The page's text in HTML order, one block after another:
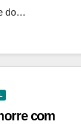
do…
com